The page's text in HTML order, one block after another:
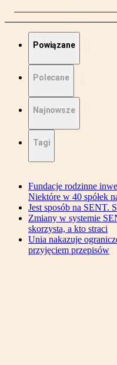
Powiązane
Polecane
Najnowsze
Tagi
Fundacje rodzinne
Niektóre w 40 spółek
Jest sposób na SENT.
Zmiany w systemie
skorzysta, a kto straci
Unia nakazuje
przyjęciem przepisów